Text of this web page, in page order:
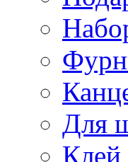
Для
Клей